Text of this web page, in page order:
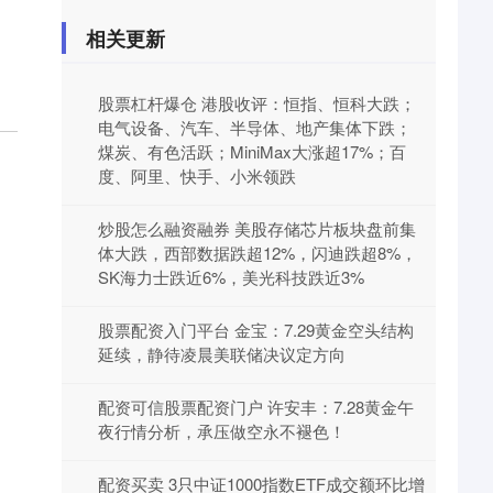
相关更新
股票杠杆爆仓 港股收评：恒指、恒科大跌；
电气设备、汽车、半导体、地产集体下跌；
煤炭、有色活跃；MiniMax大涨超17%；百
度、阿里、快手、小米领跌
炒股怎么融资融券 美股存储芯片板块盘前集
体大跌，西部数据跌超12%，闪迪跌超8%，
SK海力士跌近6%，美光科技跌近3%
股票配资入门平台 金宝：7.29黄金空头结构
延续，静待凌晨美联储决议定方向
配资可信股票配资门户 许安丰：7.28黄金午
夜行情分析，承压做空永不褪色！
配资买卖 3只中证1000指数ETF成交额环比增